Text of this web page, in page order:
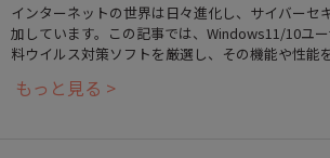
インターネットの世界は日々進化し、サイバーセ
加しています。この記事では、Windows11/10ユ
料ウイルス対策ソフトを厳選し、その機能や性能
もっと見る >